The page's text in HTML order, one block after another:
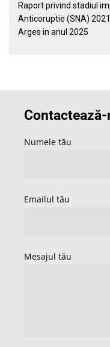
Raport privind stadiul
Anticoruptie (SNA)
Arges in anul 2025